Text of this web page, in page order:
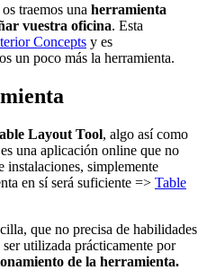
traemos una herramienta
vuestra oficina. Esta
Concepts y es
un poco más la herramienta.
Layout Tool, algo así como
una aplicación online que no
instalaciones, simplemente
en sí será suficiente => Table
que no precisa de habilidades
utilizada prácticamente por
de la herramienta.